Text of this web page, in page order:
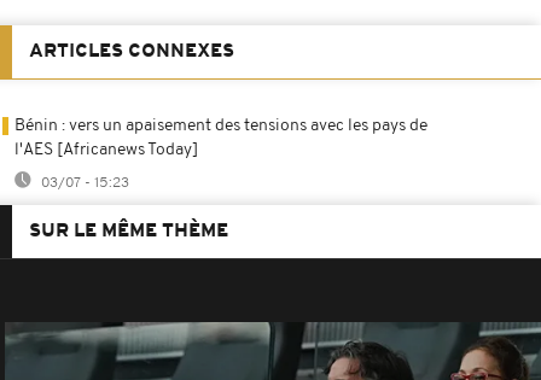
ARTICLES CONNEXES
Bénin : vers un apaisement des tensions avec les pays de
l'AES [Africanews Today]
03/07 - 15:23
SUR LE MÊME THÈME